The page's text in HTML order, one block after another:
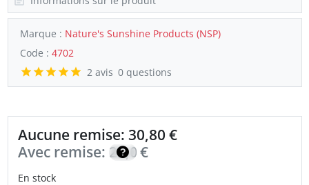
Marque : Nature's Sunshine Products (NSP)
Code : 4702
2 avis 0 questions
Aucune remise: 30,80 €
Avec remise: 22,00
€
En stock